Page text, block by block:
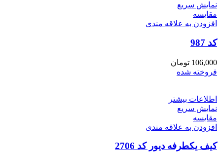
نمایش سریع
مقايسه
افزودن به علاقه مندی
کد 987
106,000 تومان
فروخته شده
اطلاعات بیشتر
نمایش سریع
مقايسه
افزودن به علاقه مندی
کیف یکطرفه دیور کد 2706